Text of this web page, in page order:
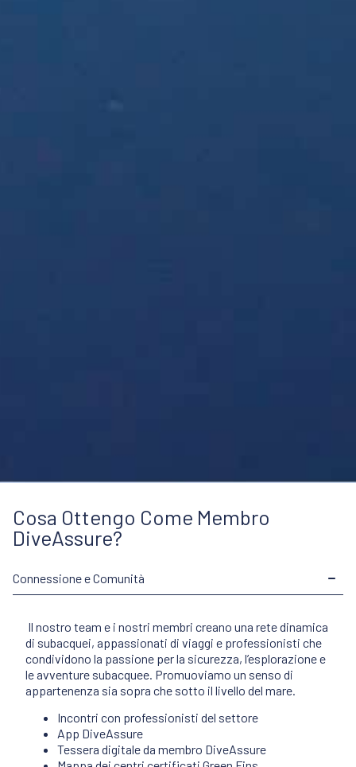
Cosa Ottengo Come Membro
DiveAssure?
Connessione e Comunità
Il nostro team e i nostri membri creano una rete dinamica
di subacquei, appassionati di viaggi e professionisti che
condividono la passione per la sicurezza, l’esplorazione e
le avventure subacquee. Promuoviamo un senso di
appartenenza sia sopra che sotto il livello del mare.
Incontri con professionisti del settore
App DiveAssure
Tessera digitale da membro DiveAssure